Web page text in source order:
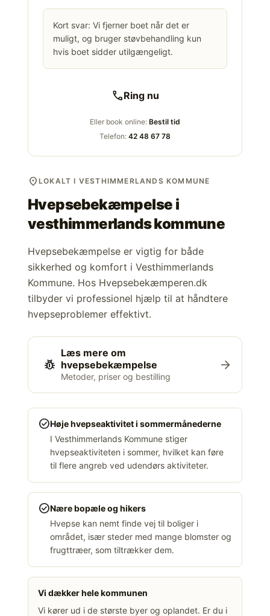
Kort svar: Vi fjerner boet når det er
muligt, og bruger støvbehandling kun
hvis boet sidder utilgængeligt.
callRing nu
Eller book online: Bestil tid
Telefon: 42 48 67 78
location_on LOKALT I VESTHIMMERLANDS KOMMUNE
Hvepsebekæmpelse i
vesthimmerlands kommune
Hvepsebekæmpelse er vigtig for både
sikkerhed og komfort i Vesthimmerlands
Kommune. Hos Hvepsebekæmperen.dk
tilbyder vi professionel hjælp til at håndtere
hvepseproblemer effektivt.
pest_control
Læs mere om
hvepsebekæmpelse
Metoder, priser og bestilling
arrow_forward
check_circleHøje hvepseaktivitet i sommermånederne
I Vesthimmerlands Kommune stiger
hvepseaktiviteten i sommer, hvilket kan føre
til flere angreb ved udendørs aktiviteter.
check_circleNære bopæle og hikers
Hvepse kan nemt finde vej til boliger i
området, især steder med mange blomster og
frugttræer, som tiltrækker dem.
Vi dækker hele kommunen
Vi kører ud i de største byer og oplandet. Er du i